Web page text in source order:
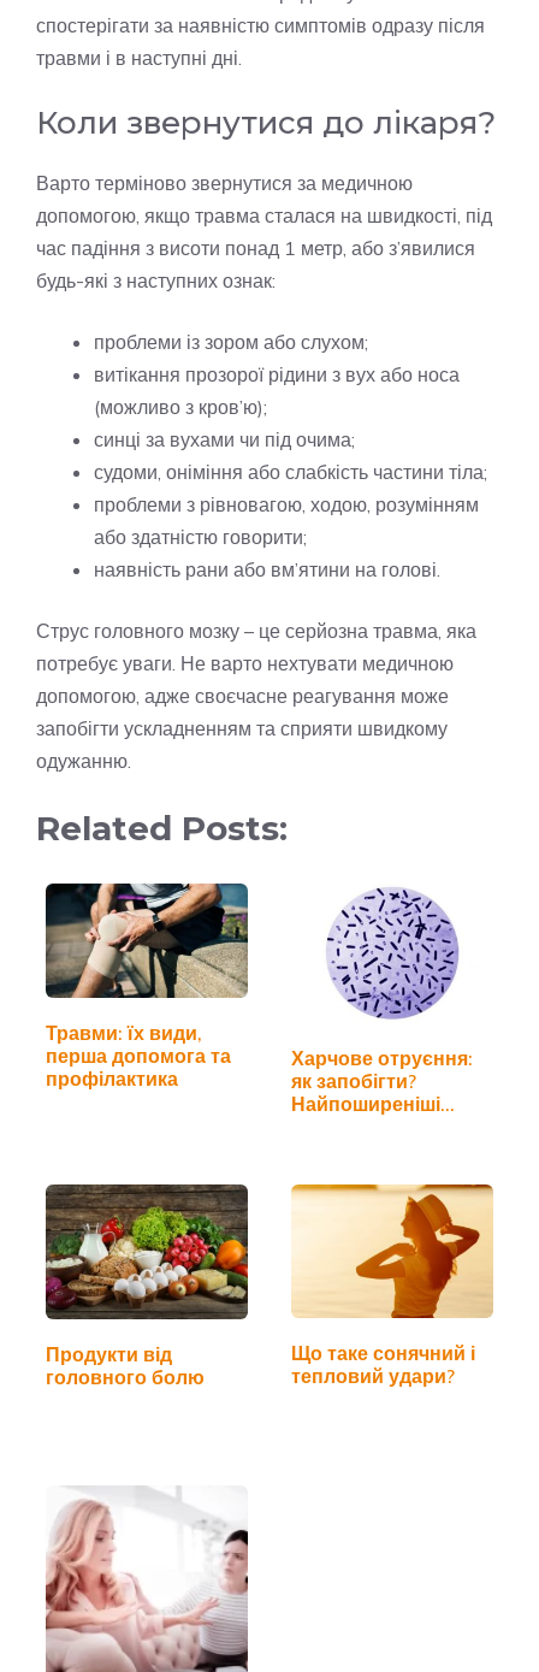
спостерігати за наявністю симптомів одразу після
травми і в наступні дні.
Коли звернутися до лікаря?
Варто терміново звернутися за медичною
допомогою, якщо травма сталася на швидкості, під
час падіння з висоти понад 1 метр, або з’явилися
будь-які з наступних ознак:
проблеми із зором або слухом;
витікання прозорої рідини з вух або носа
(можливо з кров’ю);
синці за вухами чи під очима;
судоми, оніміння або слабкість частини тіла;
проблеми з рівновагою, ходою, розумінням
або здатністю говорити;
наявність рани або вм’ятини на голові.
Струс головного мозку – це серйозна травма, яка
потребує уваги. Не варто нехтувати медичною
допомогою, адже своєчасне реагування може
запобігти ускладненням та сприяти швидкому
одужанню.
Related Posts:
Травми: їх види,
перша допомога та
профілактика
Харчове отруєння:
як запобігти?
Найпоширеніші…
Продукти від
головного болю
Що таке сонячний і
тепловий удари?